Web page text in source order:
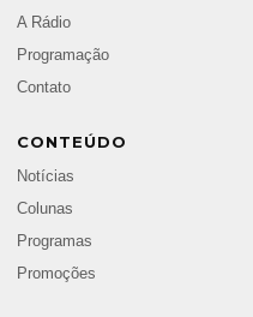
A Rádio
Programação
Contato
CONTEÚDO
Notícias
Colunas
Programas
Promoções